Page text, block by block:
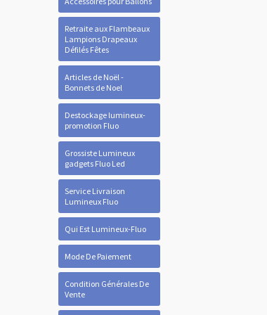
Retraite aux Flambeaux
Lampions Drapeaux
Défilés Fêtes
Articles de Noël -
Bonnets de Noel
Destockage lumineux-
promotion Fluo
Grossiste Lumineux
gadgets Fluo Led
Service Livraison
Lumineux Fluo
Qui Est Lumineux-Fluo
Mode De Paiement
Condition Générales De
Vente